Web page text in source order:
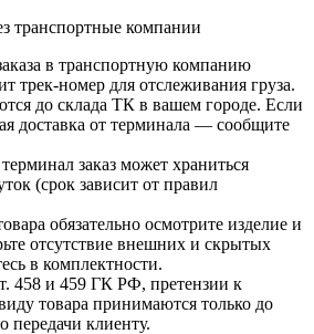
транспортные компании
в транспортную компанию
трек-номер для отслеживания груза.
до склада ТК в вашем городе. Если
доставка от терминала — сообщите
заказ может храниться
(срок зависит от правил
обязательно осмотрите изделие и
отсутствие внешних и скрытых
в комплектности.
458 и 459 ГК РФ, претензии к
товара принимаются только до
передачи клиенту.